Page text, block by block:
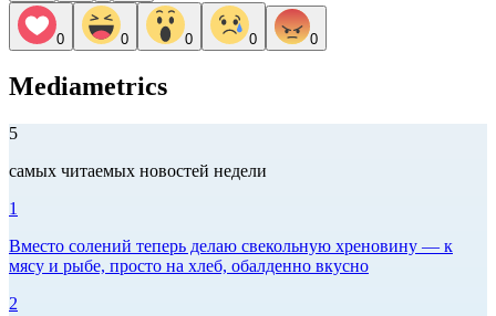
0 0 0 0 0
Mediametrics
5
самых читаемых новостей недели
1
Вместо солений теперь делаю свекольную хреновину — к
мясу и рыбе, просто на хлеб, обалденно вкусно
2